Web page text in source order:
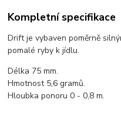
Kompletní specifikace
Drift je vybaven poměrně
pomalé ryby k jídlu.
Délka 75 mm.
Hmotnost 5,6 gramů.
Hloubka ponoru 0 - 0,8 m.